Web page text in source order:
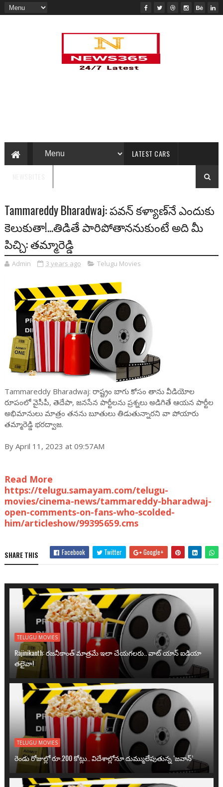
LATEST CARS
Tammareddy Bharadwaj: ప‌వ‌న్ క‌ళ్యాణ్‌నే ఎందుకు
కెలుకుతా!...తిడితే పారిపోతాన‌నుకుంటే అది మీ
పిచ్చి: త‌మ్మారెడ్డి
Admin 3 years ago Telugu Movies
Tammareddy Bharadwaj: రాష్ట్రం బాగు కోసం తాను వీడియోల
రూపంలో వైసీపీ, తెదేపా, జ‌న‌సేన పార్టీల‌ను ప్ర‌శ్న‌లు అడిగితే ఆయ‌న పార్టీల
అభిమానులు మాత్రం త‌న‌ను బూతులు తిడుతున్నార‌ని వా పోయారు
త‌మ్మారెడ్డి భ‌ర‌ద్వాజ‌.
By April 11, 2023 at 09:57AM
Read More
https://telugu.samayam.com/telugu-
movies/cinema-news/tammareddy-bharadwaj-
open-comments-on-fans-who-scolded-
him/articleshow/99395659.cms
SHARE THIS Facebook Twitter Google+
TELUGU MOVIES
Rajinikanth: రజనీకాంత్ మాత్రమే ఇలా చేయగలరు.. వాట్ యాన్ ఐడియా
తలైవా!
TELUGU MOVIES
రెండు రోజుల్లో రూ.200 కోట్లు.. విదేశాల్లోనూ దుమ్ములేపుతున్న ‘జవాన్’